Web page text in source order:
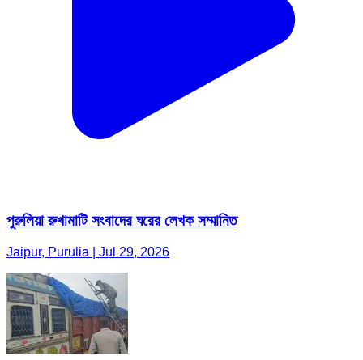
পুরুলিয়া রুখামাটি সংবাদের ঘরের লেখক সম্মানিত
Jaipur, Purulia | Jul 29, 2026